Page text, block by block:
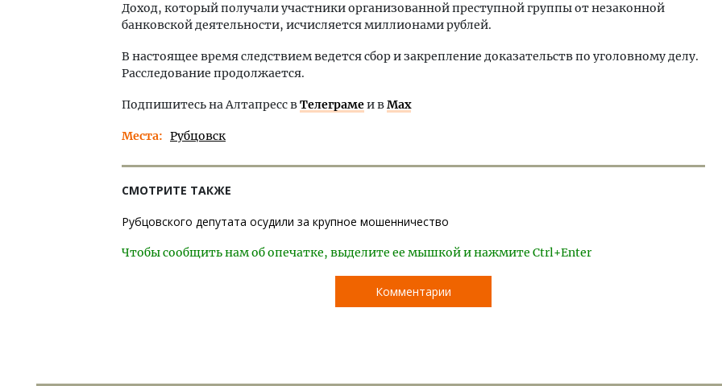
Доход, который получали участники организованной преступной группы от незаконной
банковской деятельности, исчисляется миллионами рублей.
В настоящее время следствием ведется сбор и закрепление доказательств по уголовному делу.
Расследование продолжается.
Подпишитесь на Алтапресс вТелеграмеи вMax
Места Рубцовск
СМОТРИТЕ ТАКЖЕ
Рубцовского депутата осудили за крупное мошенничество
Чтобы сообщить нам об опечатке, выделите ее мышкой и нажмите Ctrl+Enter
Комментарии